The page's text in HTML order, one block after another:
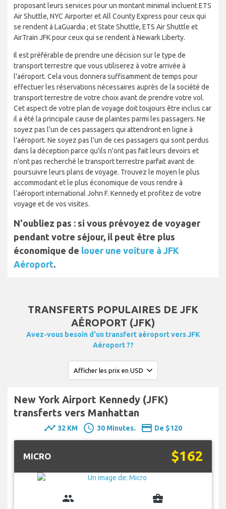
proposant leurs services pour un montant minimal incluent ETS
Air Shuttle, NYC Airporter et All County Express pour ceux qui
se rendent à LaGuardia ; et State Shuttle, ETS Air Shuttle et
AirTrain JFK pour ceux qui se rendent à Newark Liberty.
Il est préférable de prendre une décision sur le type de
transport terrestre que vous utiliserez à votre arrivée à
l'aéroport. Cela vous donnera suffisamment de temps pour
effectuer les réservations nécessaires auprès de la société de
transport terrestre de votre choix avant de prendre votre vol.
Cet aspect de votre plan de voyage doit toujours être inclus car
il a été la principale cause de plaintes parmi les passagers. Ne
soyez pas l'un de ces passagers qui attendront en ligne à
l'aéroport. Ne soyez pas l'un de ces passagers qui sont perdus
dans la déception parce qu'ils n'ont pas fait leurs devoirs et
n'ont pas recherché le transport terrestre parfait avant de
poursuivre leurs plans de voyage. Trouvez le moyen le plus
accommodant et le plus économique de vous rendre à
l'aéroport international John F. Kennedy et profitez de votre
voyage et de vos visites.
N'oubliez pas : si vous prévoyez de voyager
pendant votre séjour, il peut être plus
économique de louer une voiture à JFK
Aéroport.
TRANSFERTS POPULAIRES DE JFK
AÉROPORT (JFK)
Avez-vous besoin d'un transfert aéroport vers JFK
Aéroport ??
New York Airport Kennedy (JFK)
transferts vers Manhattan
timeline 32 KM schedule 30 Minutes. payment De $120
MICRO $162
group business_center